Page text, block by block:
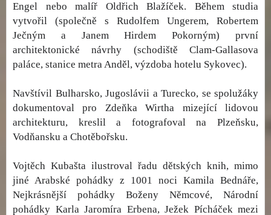
Engel nebo malíř Oldřich Blažíček. Během studia
vytvořil (společně s Rudolfem Ungerem, Robertem
Ječným a Janem Hirdem Pokorným) první
architektonické návrhy (schodiště Clam-Gallasova
paláce, stanice metra Anděl, výzdoba hotelu Sykovec).
Navštívil Bulharsko, Jugoslávii a Turecko, se spolužáky
dokumentoval pro Zdeňka Wirtha mizející lidovou
architekturu, kreslil a fotografoval na Plzeňsku,
Vodňansku a Chotěbořsku.
Vojtěch Kubašta ilustroval řadu dětských knih, mimo
jiné Arabské pohádky z 1001 noci Kamila Bednáře,
Nejkrásnější pohádky Boženy Němcové, Národní
pohádky Karla Jaromíra Erbena, Ježek Pícháček mezi